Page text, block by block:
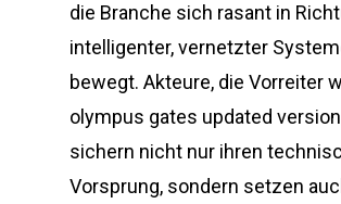
die Branche sich rasant in
intelligenter, vernetzter
bewegt. Akteure, die Vorreiter
olympus gates updated
sichern nicht nur ihren
Vorsprung, sondern setzen